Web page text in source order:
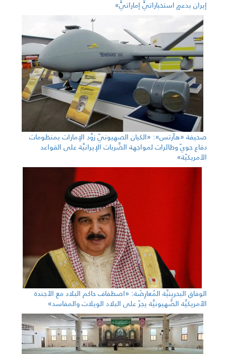
إيران بدعمٍ استخباراتيٍّ إماراتيٍّ»
صحيفة «هآرتس»: «الكيان الصهيونيّ زوَّد الإمارات بمنظومات
دفاع جويّ وطائرات لمواجهة الضَّربات الإيرانيَّة على القواعد
الأمريكيّة»
الوفاق البحرينيَّة المُعارِضَة: «اصطفاف حاكم البلاد مع الأجندة
الأمريكيَّة الصُّهيونيَّة يجرّ على البلاد الويلات والمفاسد»